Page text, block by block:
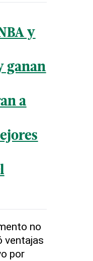
y
ganan
a
no
ventajas
por